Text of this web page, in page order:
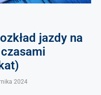
jazdy na
2024